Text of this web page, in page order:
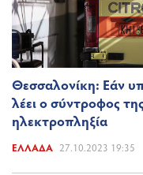
Θεσσαλονίκη: Εάν
λέει ο σύντροφος
ηλεκτροπληξία
ΕΛΛΆΔΑ 27.10.2023 19:35